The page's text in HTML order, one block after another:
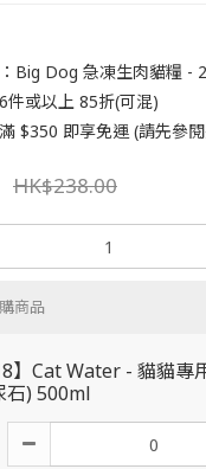
Big Dog 急凍生肉貓糧 -
件或以上 85折(可混)
$350 即享免運 (請先參
HK$238.00
商品
】Cat Water - 貓貓專
石) 500ml